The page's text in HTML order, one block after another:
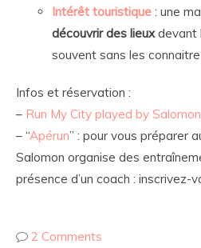
Intérêt touristique : une
découvrir des lieuxdevant
souvent sans les
Infos et réservation :
– Run My City played by
– “Apérun” : pour vous préparer
Salomon organise des
présence d’un coach : inscrivez-
2 Comments